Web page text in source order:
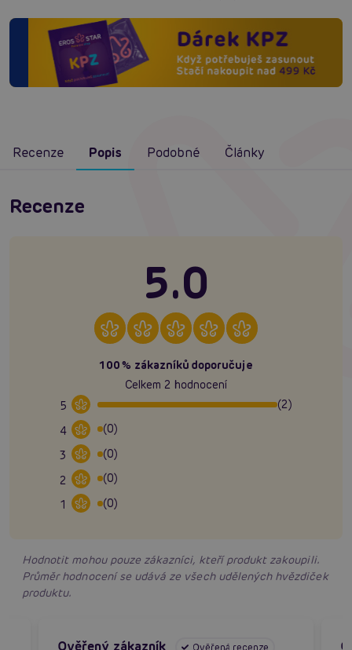
Recenze Popis Podobné Články
Recenze
5.0
100% zákazníků doporučuje
Celkem 2 hodnocení
5
(2)
4
(0)
3
(0)
2
(0)
1
(0)
Hodnotit mohou pouze zákazníci, kteří produkt zakoupili.
Průměr hodnocení se udává ze všech udělených hvězdiček
produktu.
Ověřený zákazník Ověřená recenze